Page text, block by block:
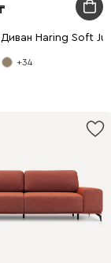
Haring Soft
+34